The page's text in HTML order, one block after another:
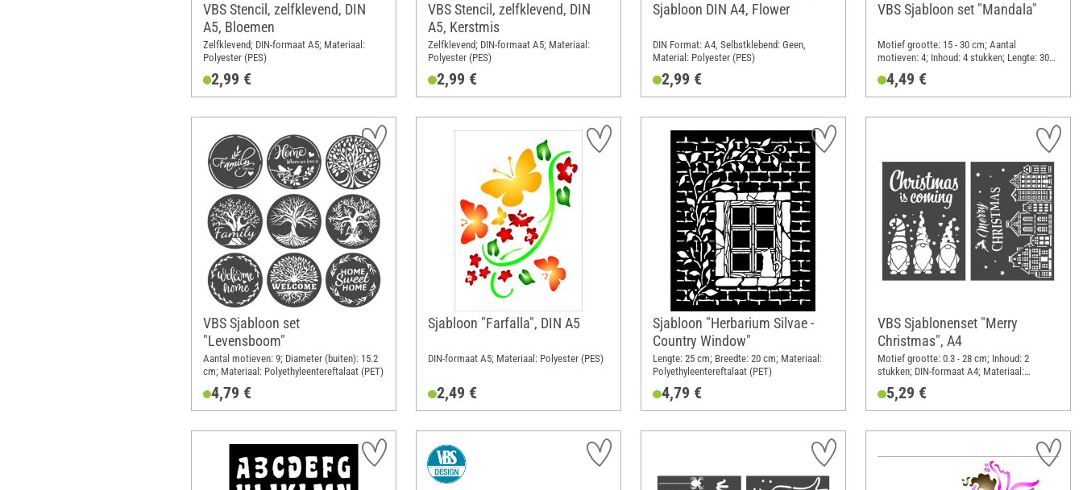
VBS Stencil, zelfklevend, DIN
A5, Bloemen
Zelfklevend; DIN-formaat A5; Materiaal:
Polyester (PES)
2,99 €
VBS Stencil, zelfklevend, DIN
A5, Kerstmis
Zelfklevend; DIN-formaat A5; Materiaal:
Polyester (PES)
2,99 €
Sjabloon DIN A4, Flower
DIN Format: A4, Selbstklebend: Geen,
Material: Polyester (PES)
2,99 €
VBS Sjabloon set "Mandala"
Motief grootte: 15 - 30 cm; Aantal
motieven: 4; Inhoud: 4 stukken; Lengte: 30
Polyethyleentereftalaat (PET)
4,49 €
VBS Sjabloon set
"Levensboom"
Aantal motieven: 9; Diameter (buiten): 15.2
cm; Materiaal: Polyethyleentereftalaat (PET)
4,79 €
Sjabloon "Farfalla", DIN A5
DIN-formaat A5; Materiaal: Polyester (PES)
2,49 €
Sjabloon "Herbarium Silvae -
Country Window"
Lengte: 25 cm; Breedte: 20 cm; Materiaal:
Polyethyleentereftalaat (PET)
4,79 €
VBS Sjablonenset "Merry
Christmas", A4
Motief grootte: 0.3 - 28 cm; Inhoud: 2
stukken; DIN-formaat A4; Materiaal:
Polyester (PES)
5,29 €